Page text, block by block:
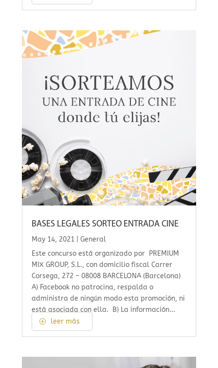
BASES LEGALES SORTEO ENTRADA CINE
May 14, 2021
General
Este concurso está organizado por PREMIUM
MIX GROUP, S.L., con domicilio fiscal Carrer
Corsega, 272 – 08008 BARCELONA (Barcelona)
A) Facebook no patrocina, respalda o
administra de ningún modo esta promoción, ni
está asociada con ella. B) La información...
leer más